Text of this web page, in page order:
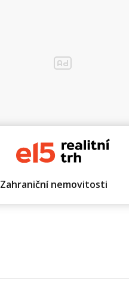
Zahraniční nemovitosti